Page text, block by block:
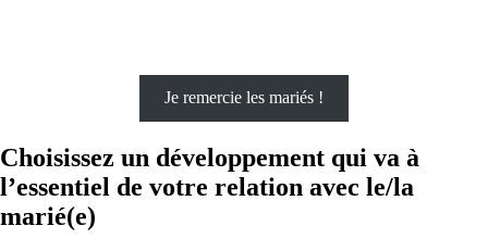
Je remercie les mariés !
Choisissez un développement qui va à
l’essentiel de votre relation avec le/la
marié(e)